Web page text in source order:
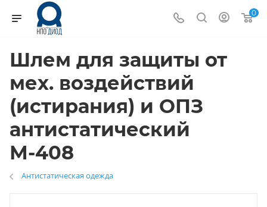
0
Шлем для защиты от
мех. воздействий
(истирания) и ОПЗ
антистатический
М-408
Антистатическая одежда